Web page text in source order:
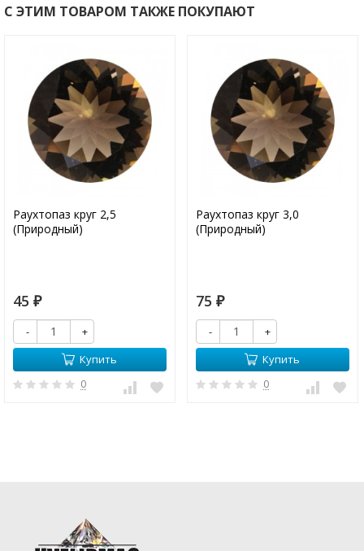
С ЭТИМ ТОВАРОМ ТАКЖЕ ПОКУПАЮТ
Раухтопаз круг 2,5
(Природный)
45 ₽
-
+
Купить
0
Раухтопаз круг 3,0
(Природный)
75 ₽
-
+
Купить
0